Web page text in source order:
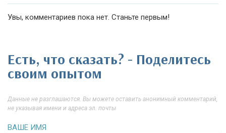
Увы, комментариев пока нет. Станьте первым!
Есть, что сказать? - Поделитесь
своим опытом
Данные не разглашаются. Вы можете оставить анонимный комментарий,
не указывая имени и адреса эл. почты
ВАШЕ ИМЯ